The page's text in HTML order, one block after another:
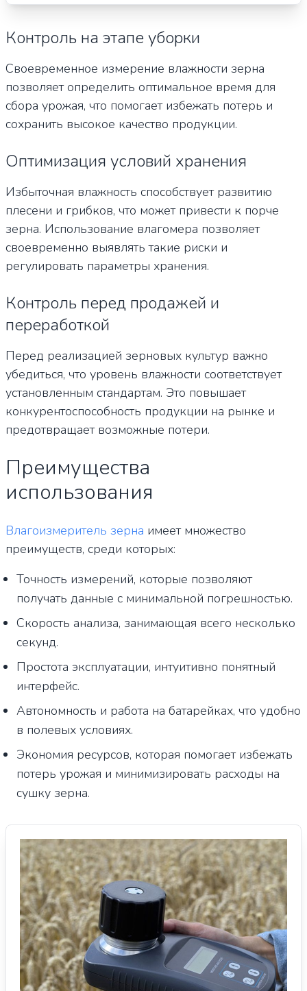
Контроль на этапе уборки
Своевременное измерение влажности зерна
позволяет определить оптимальное время для
сбора урожая, что помогает избежать потерь и
сохранить высокое качество продукции.
Оптимизация условий хранения
Избыточная влажность способствует развитию
плесени и грибков, что может привести к порче
зерна. Использование влагомера позволяет
своевременно выявлять такие риски и
регулировать параметры хранения.
Контроль перед продажей и
переработкой
Перед реализацией зерновых культур важно
убедиться, что уровень влажности соответствует
установленным стандартам. Это повышает
конкурентоспособность продукции на рынке и
предотвращает возможные потери.
Преимущества
использования
Влагоизмеритель зерна имеет множество
преимуществ, среди которых:
Точность измерений, которые позволяют
получать данные с минимальной погрешностью.
Скорость анализа, занимающая всего несколько
секунд.
Простота эксплуатации, интуитивно понятный
интерфейс.
Автономность и работа на батарейках, что удобно
в полевых условиях.
Экономия ресурсов, которая помогает избежать
потерь урожая и минимизировать расходы на
сушку зерна.